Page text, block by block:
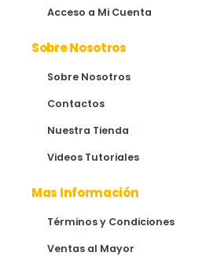
Acceso a Mi Cuenta
Sobre Nosotros
Sobre Nosotros
Contactos
Nuestra Tienda
Videos Tutoriales
Mas Información
Términos y Condiciones
Ventas al Mayor